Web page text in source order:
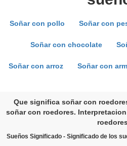
Soñar con pollo Soñar con
Soñar con chocolate
Soñar con arroz Soñar con
Que significa soñar con
soñar con roedores.
Sueños Significado - Significado de los